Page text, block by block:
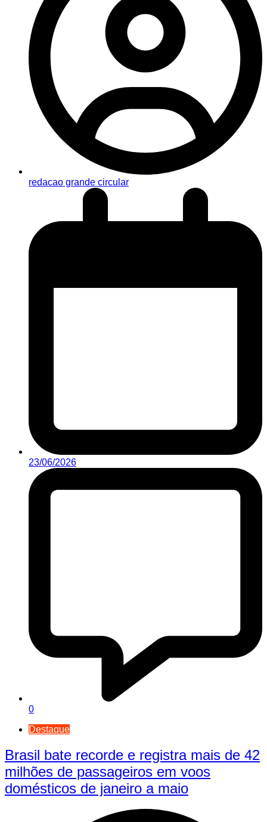
redacao grande circular
23/06/2026
0
Destaque
Brasil bate recorde e registra mais de 42
milhões de passageiros em voos
domésticos de janeiro a maio